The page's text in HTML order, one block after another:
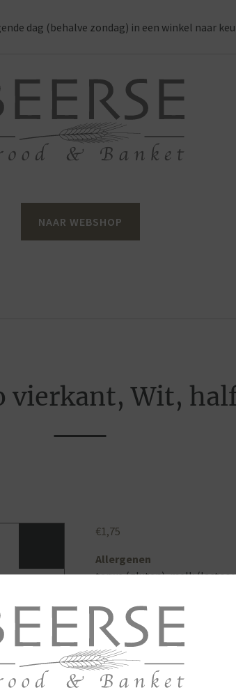
dag (behalve zondag) in een winkel naar
NAAR WEBSHOP
vierkant, Wit,
€1,75
Allergenen
tarwe (gluten), melk
vrij van ei
Opties
Gesneden